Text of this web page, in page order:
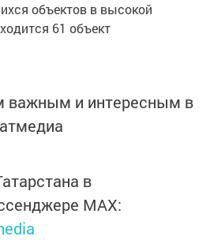
объектов в высокой
61 объект
важным и интересным в
в
MАХ: